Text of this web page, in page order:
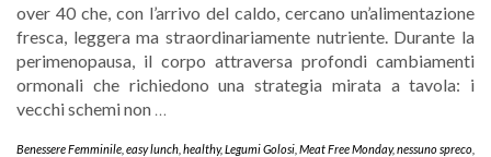
over 40 che, con l’arrivo del caldo, cercano un’alimentazione
fresca, leggera ma straordinariamente nutriente. Durante la
perimenopausa, il corpo attraversa profondi cambiamenti
ormonali che richiedono una strategia mirata a tavola: i
vecchi schemi non …
Benessere Femminile easy lunch healthy,Legumi Golosi Meat Free Monday,nessuno spreco